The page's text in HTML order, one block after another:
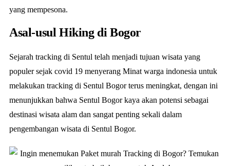
yang mempesona.
Asal-usul Hiking di Bogor
Sejarah tracking di Sentul telah menjadi tujuan wisata yang
populer sejak covid 19 menyerang Minat warga indonesia untuk
melakukan tracking di Sentul Bogor terus meningkat, dengan ini
menunjukkan bahwa Sentul Bogor kaya akan potensi sebagai
destinasi wisata alam dan sangat penting sekali dalam
pengembangan wisata di Sentul Bogor.